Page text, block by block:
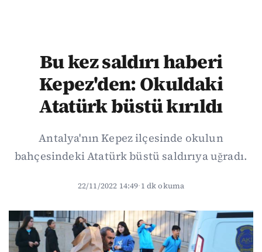
Bu kez saldırı haberi
Kepez'den: Okuldaki
Atatürk büstü kırıldı
Antalya'nın Kepez ilçesinde okulun
bahçesindeki Atatürk büstü saldırıya uğradı.
22/11/2022 14:49·1 dk okuma